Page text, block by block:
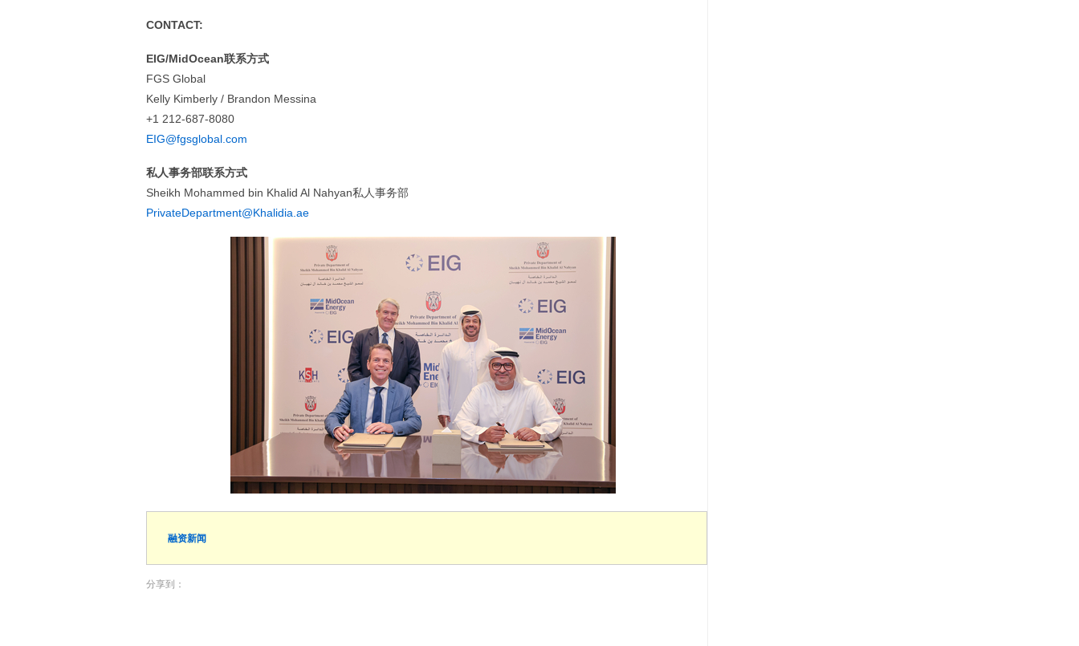
CONTACT:
EIG/MidOcean联系方式
FGS Global
Kelly Kimberly / Brandon Messina
+1 212-687-8080
EIG@fgsglobal.com
私人事务部联系方式
Sheikh Mohammed bin Khalid Al Nahyan私人事务部
PrivateDepartment@Khalidia.ae
融资新闻
分享到：